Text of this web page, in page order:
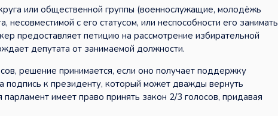
или общественной группы (военнослужащие, молодёжь
с его статусом, или неспособности его занимать
предоставляет петицию на рассмотрение избирательной
депутата от занимаемой должности.
решение принимается, если оно получает поддержку
подпись к президенту, который может дважды вернуть
имеет право принять закон 2/3 голосов, придавая